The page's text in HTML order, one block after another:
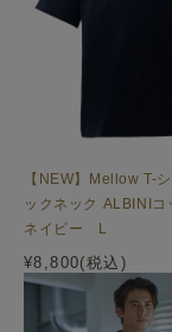
【NEW】Mellow T-
ックネック ALBINIコ
ネイビー L
¥8,800(税込)